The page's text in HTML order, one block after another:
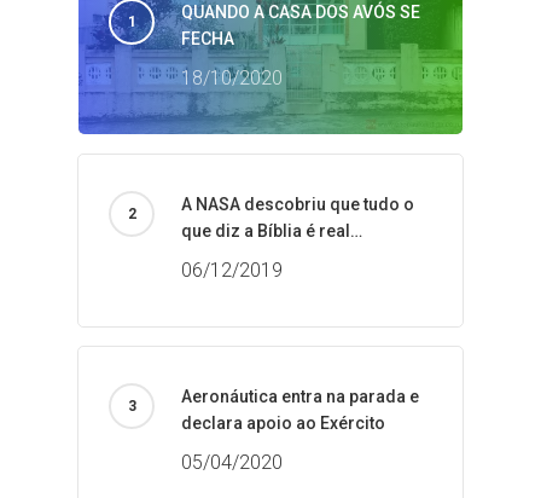
QUANDO A CASA DOS AVÓS SE
FECHA
18/10/2020
A NASA descobriu que tudo o
que diz a Bíblia é real…
06/12/2019
Aeronáutica entra na parada e
declara apoio ao Exército
05/04/2020